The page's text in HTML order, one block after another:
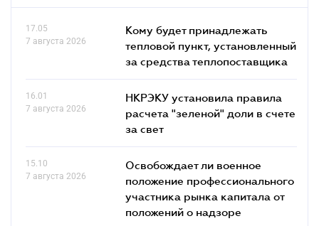
17.05
7 августа 2026
Кому будет принадлежать
тепловой пункт, установленный
за средства теплопоставщика
16.01
7 августа 2026
НКРЭКУ установила правила
расчета "зеленой" доли в счете
за свет
15.10
7 августа 2026
Освобождает ли военное
положение профессионального
участника рынка капитала от
положений о надзоре